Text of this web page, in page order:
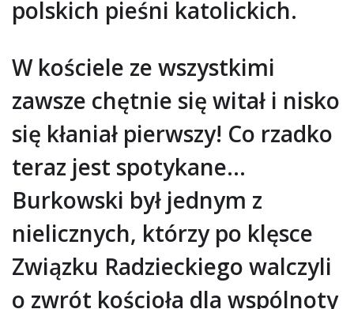
polskich pieśni katolickich.
W kościele ze wszystkimi
zawsze chętnie się witał i nisko
się kłaniał pierwszy! Co rzadko
teraz jest spotykane…
Burkowski był jednym z
nielicznych, którzy po klęsce
Związku Radzieckiego walczyli
o zwrót kościoła dla wspólnoty